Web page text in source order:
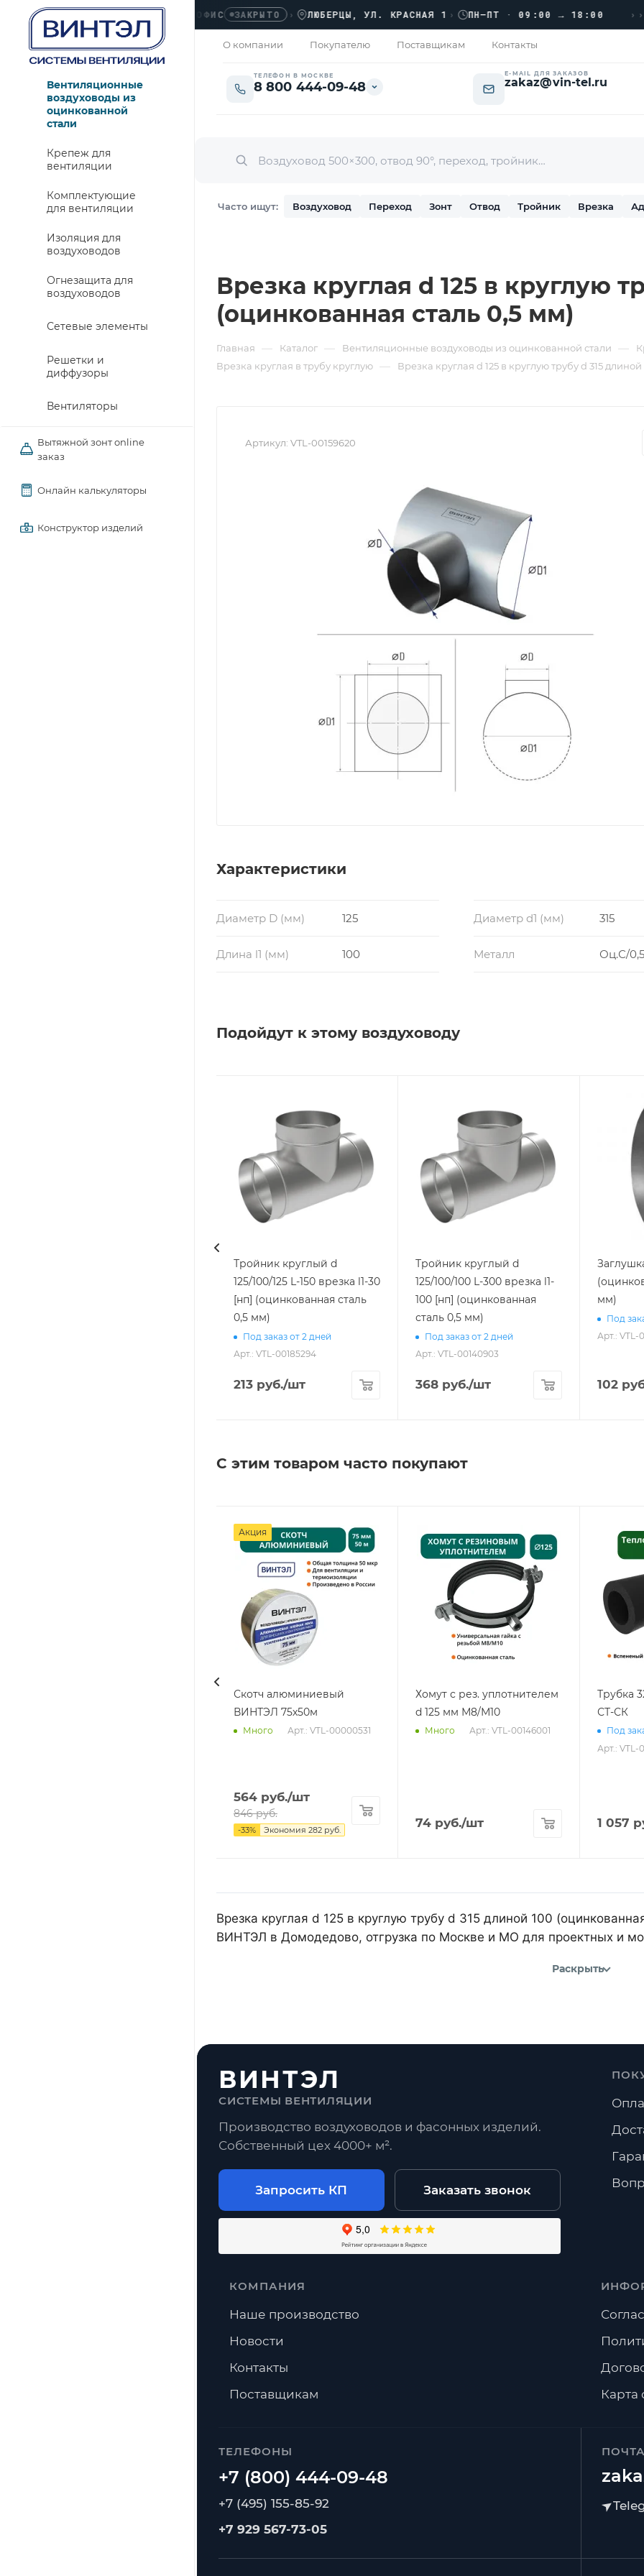
ЗАКРЫТО › ЛЮБЕРЦЫ, УЛ. КРАСНАЯ 1› ПН–ПТ · 09:00 → 18:00 ›››
О компании Покупателю Поставщикам Контакты
ТЕЛЕФОН В МОСКВЕ
8 800 444-09-48
E-MAIL ДЛЯ ЗАКАЗОВ
zakaz@vin-tel.ru
Часто ищут: Воздуховод Переход Зонт Отвод Тройник Врезка
Вентиляционные
воздуховоды из
оцинкованной
стали
Крепеж для
вентиляции
Комплектующие
для вентиляции
Изоляция для
воздуховодов
Огнезащита для
воздуховодов
Сетевые элементы
Решетки и
диффузоры
Вентиляторы
Вытяжной зонт online
заказ
Онлайн калькуляторы
Конструктор изделий
Врезка круглая d 125 в круглую
(оцинкованная сталь 0,5 мм)
Главная — Каталог — Вентиляционные воздуховоды из оцинкованной стали —
Врезка круглая в трубу круглую — Врезка круглая d 125 в круглую трубу d 315
Артикул: VTL-00159620
Характеристики
Диаметр D (мм) 125 Диаметр d1 (мм) 315
Длина l1 (мм) 100 Металл Оц.С/
Подойдут к этому воздуховоду
Тройник круглый d
125/100/125 L-150 врезка l1-30
[нп] (оцинкованная сталь
0,5 мм)
Под заказ от 2 дней
Арт.: VTL-00185294
213 руб./шт
Тройник круглый d
125/100/100 L-300 врезка l1-
100 [нп] (оцинкованная
сталь 0,5 мм)
Под заказ от 2 дней
Арт.: VTL-00140903
368 руб./шт
мм)
Под
Арт.: VTL-
102
С этим товаром часто покупают
Акция
Скотч алюминиевый
ВИНТЭЛ 75х50м
Много Арт.: VTL-00000531
564 руб./шт
846руб.
-33% Экономия 282 руб.
Хомут с рез. уплотнителем
d 125 мм М8/М10
Много Арт.: VTL-00146001
74 руб./шт
Трубка
СТ-СК
Под
Арт.: VTL-
1 057
Врезка круглая d 125 в круглую трубу d 315 длиной 100
ВИНТЭЛ в Домодедово, отгрузка по Москве и МО для проектных и
Раскрыть
ВИНТЭЛ
СИСТЕМЫ ВЕНТИЛЯЦИИ
Производство воздуховодов и фасонных изделий.
Собственный цех 4000+ м².
Запросить КП Заказать звонок
ТЕЛЕФОНЫ
+7 (495) 155-85-92
+7 929 567-73-05
КОМПАНИЯ
Наше производство
Новости
Контакты
Поставщикам
Карта